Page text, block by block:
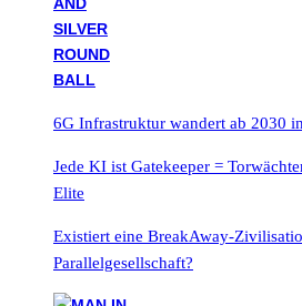
6G Infrastruktur wandert ab 2030
Jede KI ist Gatekeeper =
Elite
Existiert eine BreakAway-
Parallelgesellschaft?